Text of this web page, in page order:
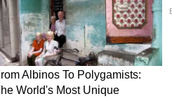
संकेत है कि भीतर असंतोष
या AAP के भीतर और भी बड़े
बन सकते हैं! केजरीवाल की